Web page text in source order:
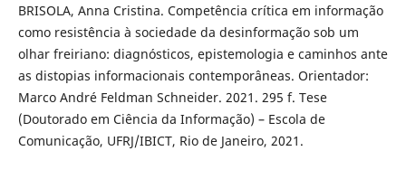
BRISOLA, Anna Cristina. Competência crítica em informação
como resistência à sociedade da desinformação sob um
olhar freiriano: diagnósticos, epistemologia e caminhos ante
as distopias informacionais contemporâneas. Orientador:
Marco André Feldman Schneider. 2021. 295 f. Tese
(Doutorado em Ciência da Informação) – Escola de
Comunicação, UFRJ/IBICT, Rio de Janeiro, 2021.